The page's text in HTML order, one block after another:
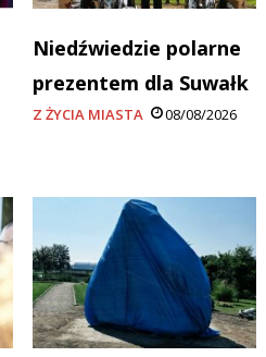
Niedźwiedzie polarne
prezentem dla Suwałk
Z ŻYCIA MIASTA 08/08/2026